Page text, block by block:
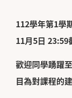
112學年第1學
11月5日 23:59
歡迎同學踴躍
目為對課程的